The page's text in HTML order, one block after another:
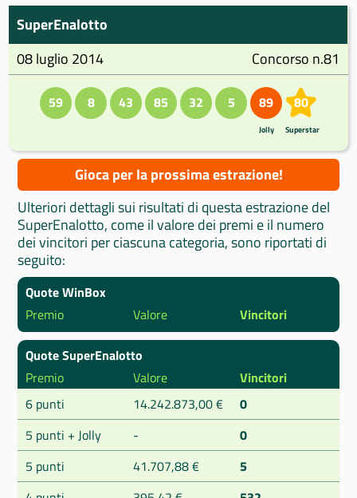
SuperEnalotto
08 luglio 2014
Concorso n.81
59 8 43 85 32 5 89
Jolly
80
Superstar
Gioca per la prossima estrazione!
Ulteriori dettagli sui risultati di questa estrazione del
SuperEnalotto, come il valore dei premi e il numero
dei vincitori per ciascuna categoria, sono riportati di
seguito:
Quote WinBox
Premio
Valore Vincitori
Quote SuperEnalotto
Premio
Valore
Vincitori
6 punti
14.242.873,00 €
0
5 punti + Jolly
-
0
5 punti
41.707,88 €
5